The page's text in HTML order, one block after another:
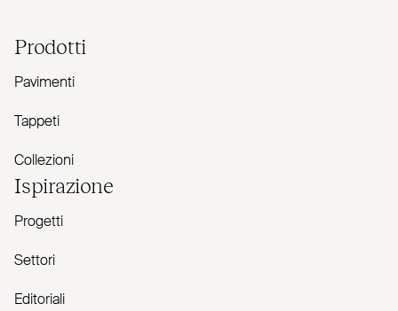
Prodotti
Pavimenti
Tappeti
Collezioni
Ispirazione
Progetti
Settori
Editoriali